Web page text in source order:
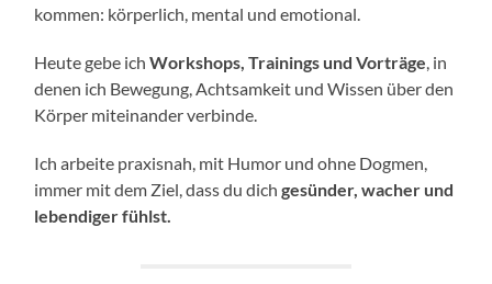
kommen: körperlich, mental und emotional.
Heute gebe ichWorkshops, Trainings und Vorträge, in
denen ich Bewegung, Achtsamkeit und Wissen über den
Körper miteinander verbinde.
Ich arbeite praxisnah, mit Humor und ohne Dogmen,
immer mit dem Ziel, dass du dichgesünder, wacher und
lebendiger fühlst.